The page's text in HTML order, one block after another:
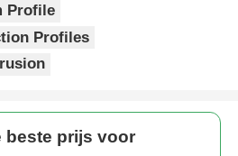
draagkracht en
efficiënt, geen lassen
en eenvoudig te demonteren
en extreem
Profile
Profiles
beste prijs voor